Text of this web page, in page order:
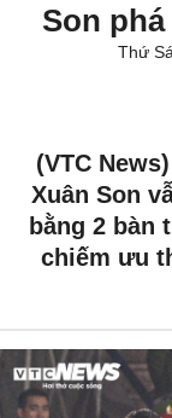
Son
Thứ
(VTC
Xuân Son
bằng 2 bàn
chiếm ưu